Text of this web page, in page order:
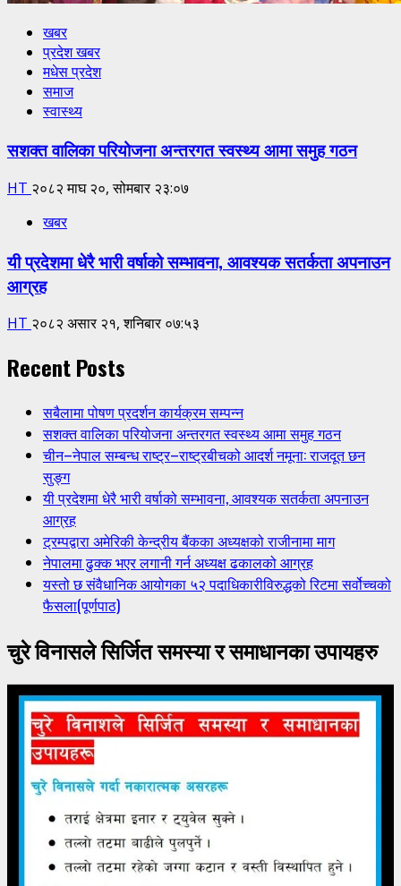
खबर
प्रदेश खबर
मधेस प्रदेश
समाज
स्वास्थ्य
सशक्त वालिका परियोजना अन्तरगत स्वस्थ्य आमा समुह गठन
HT २०८२ माघ २०, सोमबार २३:०७
खबर
यी प्रदेशमा धेरै भारी वर्षाको सम्भावना, आवश्यक सतर्कता अपनाउन
आग्रह
HT २०८२ असार २१, शनिबार ०७:५३
Recent Posts
सबैलामा पोषण प्रदर्शन कार्यक्रम सम्पन्न
सशक्त वालिका परियोजना अन्तरगत स्वस्थ्य आमा समुह गठन
चीन–नेपाल सम्बन्ध राष्ट्र–राष्ट्रबीचको आदर्श नमूना: राजदूत छन
सुङ्ग
यी प्रदेशमा धेरै भारी वर्षाको सम्भावना, आवश्यक सतर्कता अपनाउन
आग्रह
ट्रम्पद्वारा अमेरिकी केन्द्रीय बैंकका अध्यक्षको राजीनामा माग
नेपालमा ढुक्क भएर लगानी गर्न अध्यक्ष ढकालको आग्रह
यस्तो छ संवैधानिक आयोगका ५२ पदाधिकारीविरुद्धको रिटमा सर्वोच्चको
फैसला(पूर्णपाठ)
चुरे विनासले सिर्जित समस्या र समाधानका उपायहरु